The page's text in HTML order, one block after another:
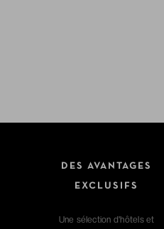
DES AVANTAGES
EXCLUSIFS
Une sélection d'hôtels et